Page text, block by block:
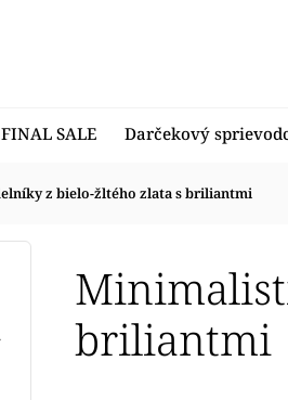
FINAL SALE Darčekový
z bielo-žltého zlata s briliantmi
briliantmi